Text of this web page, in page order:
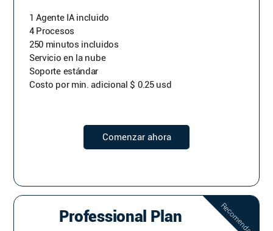
1 Agente IA incluido
4 Procesos
250 minutos incluidos
Servicio en la nube
Soporte estándar
Costo por min. adicional $ 0.25 usd
Comenzar ahora
Professional Plan